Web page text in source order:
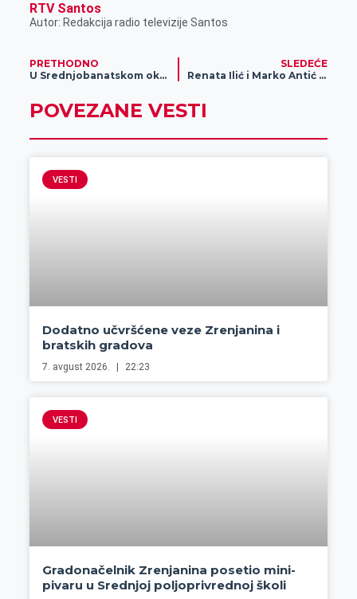
RTV Santos
Autor: Redakcija radio televizije Santos
PRETHODNO
U Srednjobanatskom okrugu 592 osobe zaražene virusom kovid 19
SLEDEĆE
Renata Ilić i Marko Antić dobitnici nagrade „Dobročinitelj godine solidarnosti i saradnje“
POVEZANE VESTI
VESTI
Dodatno učvršćene veze Zrenjanina i
bratskih gradova
7. avgust 2026. 22:23
VESTI
Gradonačelnik Zrenjanina posetio mini-
pivaru u Srednjoj poljoprivrednoj školi